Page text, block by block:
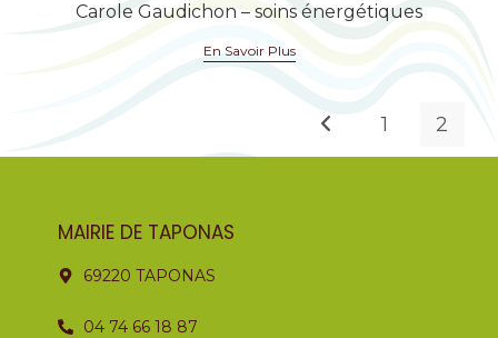
Carole Gaudichon – soins énergétiques
En Savoir Plus
1 2
MAIRIE DE TAPONAS
69220 TAPONAS
04 74 66 18 87